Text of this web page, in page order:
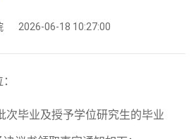
2026-06-18 10:27:00
：
次毕业及授予学位研究生的毕业